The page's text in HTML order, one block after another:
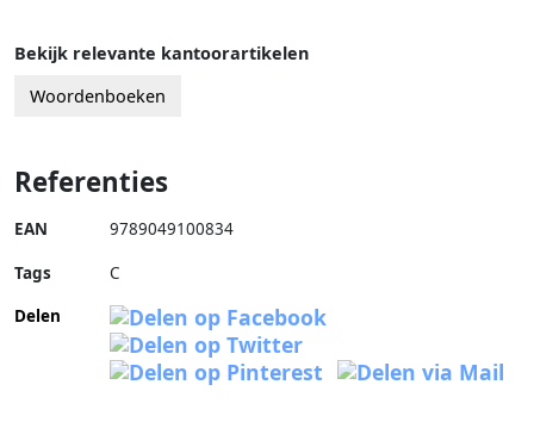
Bekijk relevante kantoorartikelen
Woordenboeken
Referenties
EAN 9789049100834
Tags
C
Delen